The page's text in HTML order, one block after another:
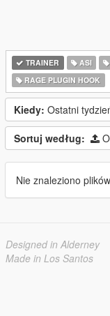
TRAINER ASI
RAGE PLUGIN HOOK
Kiedy: Ostatni
Sortuj według:
Nie znaleziono
Designed in Alderney
Made in Los Santos